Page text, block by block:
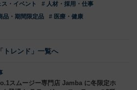
・イベント
# 人材・採用・仕事
品・期間限定品
# 医療・健康
「トレンド」一覧へ
スムージー専門店 Jamba に冬限定ホ